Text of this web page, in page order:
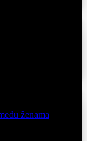
ženama